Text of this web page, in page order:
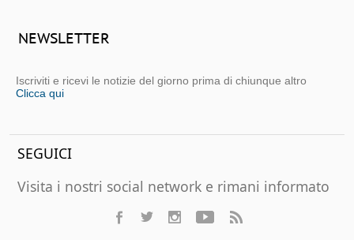
NEWSLETTER
Iscriviti e ricevi le notizie del giorno prima di chiunque altro
Clicca qui
SEGUICI
Visita i nostri social network e rimani informato